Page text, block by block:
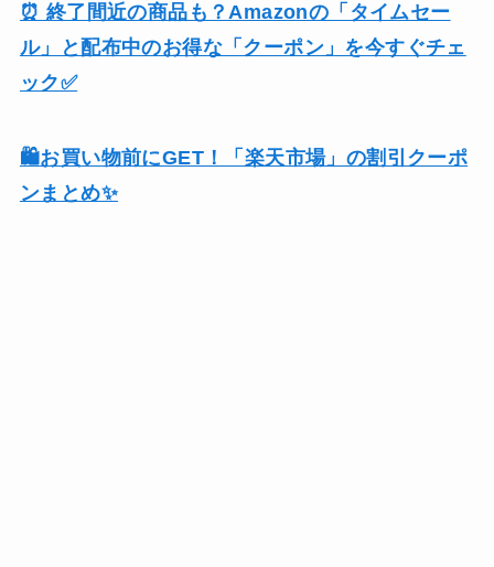
⏰ 終了間近の商品も？Amazonの「タイムセー
ル」と配布中のお得な「クーポン」を今すぐチェ
ック✅
🛍️お買い物前にGET！「楽天市場」の割引クーポ
ンまとめ✨